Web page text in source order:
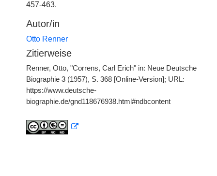
457-463.
Autor/in
Otto Renner
Zitierweise
Renner, Otto, "Correns, Carl Erich" in: Neue Deutsche
Biographie 3 (1957), S. 368 [Online-Version]; URL:
https://www.deutsche-
biographie.de/gnd118676938.html#ndbcontent